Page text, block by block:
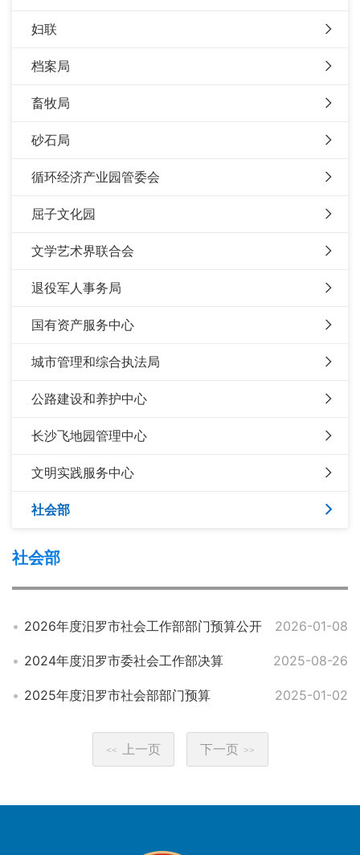
妇联
档案局
畜牧局
砂石局
循环经济产业园管委会
屈子文化园
文学艺术界联合会
退役军人事务局
国有资产服务中心
城市管理和综合执法局
公路建设和养护中心
长沙飞地园管理中心
文明实践服务中心
社会部
社会部
2026年度汨罗市社会工作部部门预算公开 2026-01-08
2024年度汨罗市委社会工作部决算 2025-08-26
2025年度汨罗市社会部部门预算 2025-01-02
<< 上一页 下一页 >>